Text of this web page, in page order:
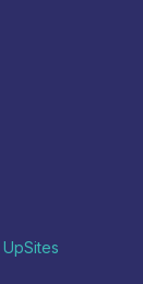
UpSites